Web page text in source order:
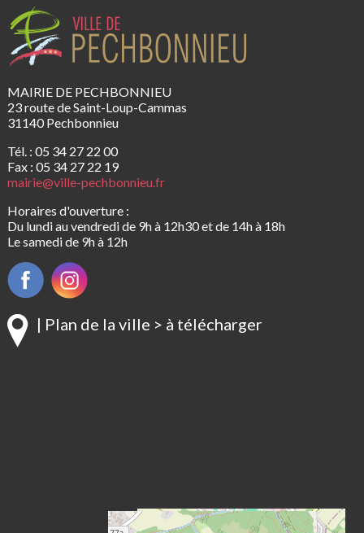
MAIRIE DE PECHBONNIEU
23 route de Saint-Loup-Cammas
31140 Pechbonnieu
Tél. : 05 34 27 22 00
Fax : 05 34 27 22 19
mairie@ville-pechbonnieu.fr
Horaires d'ouverture :
Du lundi au vendredi de 9h à 12h30 et de 14h à 18h
Le samedi de 9h à 12h
| Plan de la ville > à télécharger